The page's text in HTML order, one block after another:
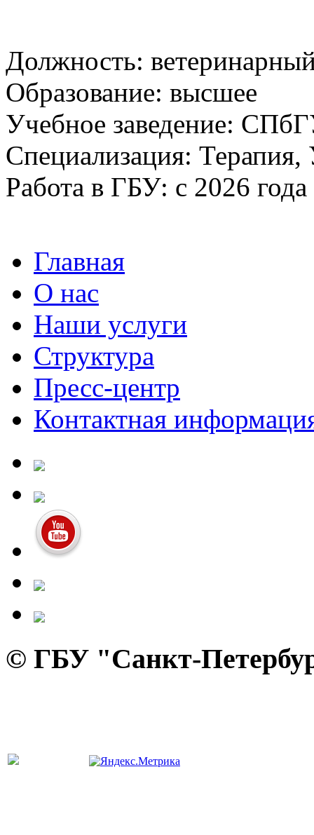
Должность:
Образование: высшее
Учебное заведение:
Специализация: Терапия,
Работа в ГБУ: с 2026 года
Главная
О нас
Наши услуги
Структура
Пресс-центр
Контактная
© ГБУ "Санкт-